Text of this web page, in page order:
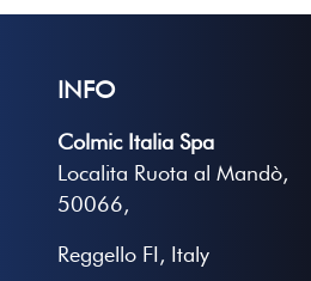
INFO
Colmic Italia Spa
Localita Ruota al Mandò,
50066,
Reggello FI, Italy